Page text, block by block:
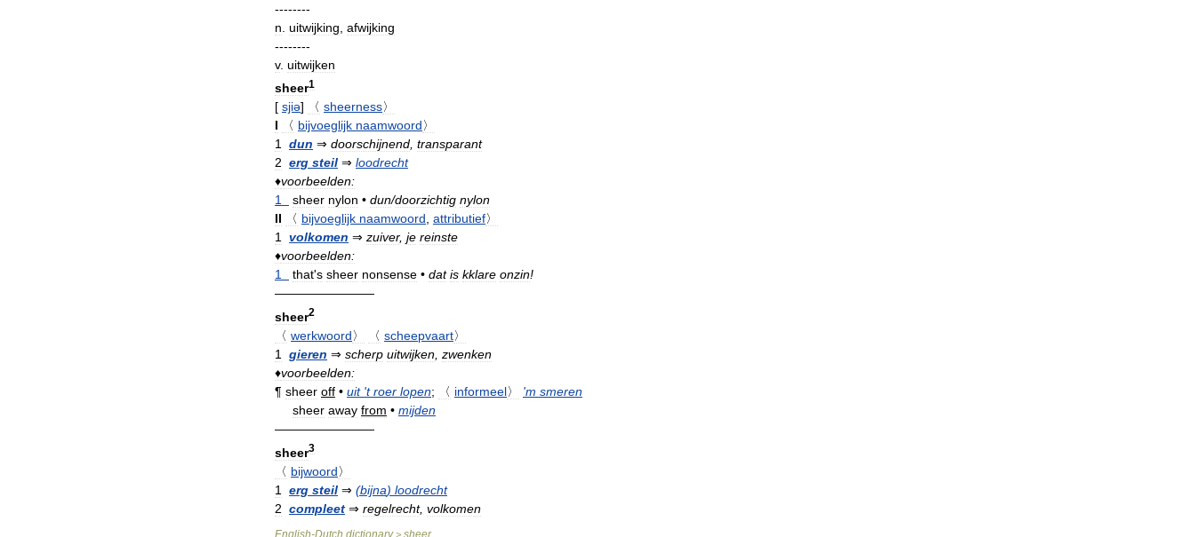
--------
n uitwijking afwijking
--------
v. uitwijken
sheer1
[ sjiə] 〈 sheerness〉
I
〈 bijvoeglijk naamwoord〉
1 dun ⇒ doorschijnend, transparant
2 erg steil ⇒ loodrecht
♦voorbeelden:
1
sheer nylon • dun/doorzichtig nylon
II
〈 bijvoeglijk naamwoord, attributief〉
1 volkomen ⇒ zuiver, je reinste
♦voorbeelden:
1
that's sheer nonsense • dat is kklare onzin!
————————
sheer2
〈 werkwoord〉 〈 scheepvaart〉
1
gieren ⇒ scherp uitwijken zwenken
♦voorbeelden:
¶ sheer off • uit't roer lopen; 〈 informeel〉 'm smeren
sheer away from • mijden
————————
sheer3
〈 bijwoord〉
1
erg steil ⇒ (bijna) loodrecht
2 compleet ⇒ regelrecht, volkomen
English-Dutch dictionary> sheer